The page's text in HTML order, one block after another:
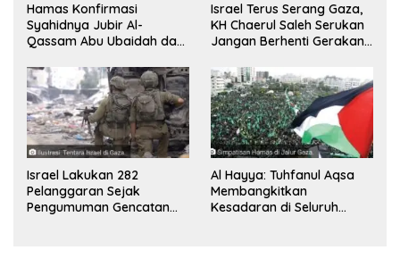
Hamas Konfirmasi
Syahidnya Jubir Al-
Qassam Abu Ubaidah dan
Sinwar
Israel Terus Serang Gaza,
KH Chaerul Saleh Serukan
Jangan Berhenti Gerakan
Israel Lakukan 282
Pelanggaran Sejak
Pengumuman Gencatan
Al Hayya: Tuhfanul Aqsa
Membangkitkan
Kesadaran di Seluruh